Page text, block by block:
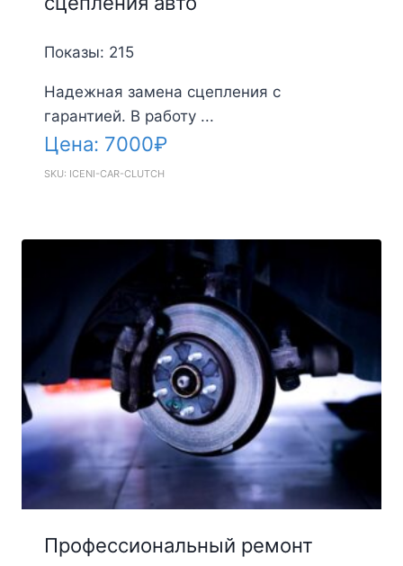
Показы: 215
Надежная замена сцепления с
гарантией. В работу ...
Цена: 7000₽
SKU: ICENI-CAR-CLUTCH
Профессиональный ремонт